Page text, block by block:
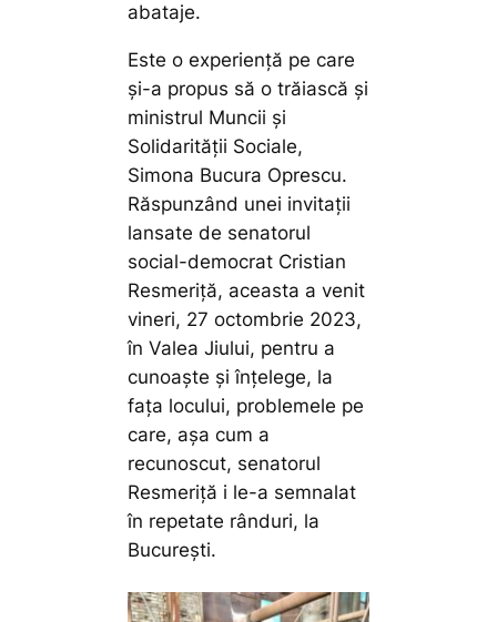
abataje.
Este o experiență pe care
și-a propus să o trăiască și
ministrul Muncii și
Solidarității Sociale,
Simona Bucura Oprescu.
Răspunzând unei invitații
lansate de senatorul
social-democrat Cristian
Resmeriță, aceasta a venit
vineri, 27 octombrie 2023,
în Valea Jiului, pentru a
cunoaște și înțelege, la
fața locului, problemele pe
care, așa cum a
recunoscut, senatorul
Resmeriță i le-a semnalat
în repetate rânduri, la
București.